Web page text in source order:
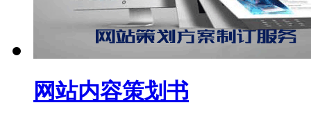
网站内容策划书